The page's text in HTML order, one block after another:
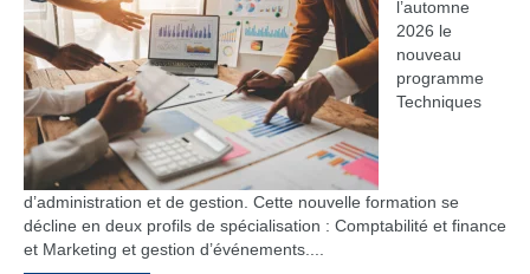
l’automne
2026 le
nouveau
programme
Techniques
d’administration et de gestion. Cette nouvelle formation se
décline en deux profils de spécialisation : Comptabilité et finance
et Marketing et gestion d’événements....